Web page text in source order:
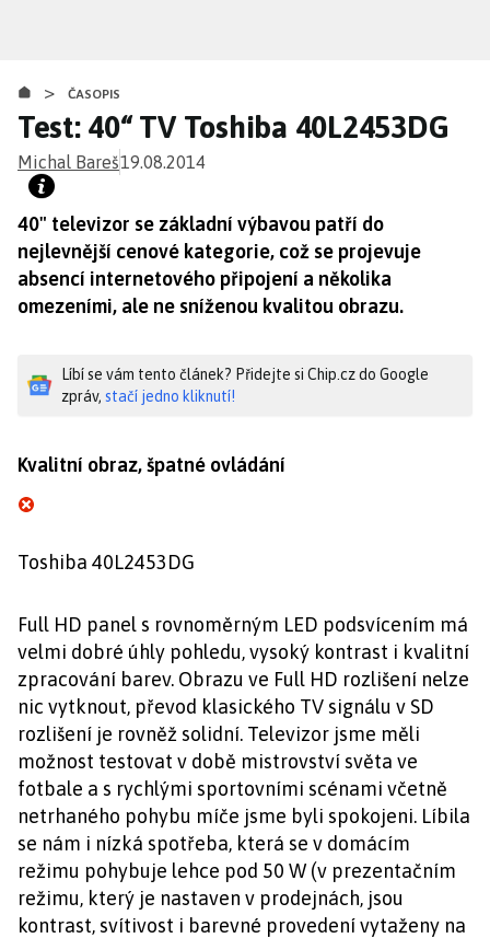
obsahu
> ČASOPIS
Test: 40“ TV Toshiba 40L2453DG
Michal Bareš19.08.2014
40" televizor se základní výbavou patří do
nejlevnější cenové kategorie, což se projevuje
absencí internetového připojení a několika
omezeními, ale ne sníženou kvalitou obrazu.
Líbí se vám tento článek? Přidejte si Chip.cz do Google
zpráv, stačí jedno kliknutí!
Kvalitní obraz, špatné ovládání
Toshiba 40L2453DG
Full HD panel s rovnoměrným LED podsvícením má
velmi dobré úhly pohledu, vysoký kontrast i kvalitní
zpracování barev. Obrazu ve Full HD rozlišení nelze
nic vytknout, převod klasického TV signálu v SD
rozlišení je rovněž solidní. Televizor jsme měli
možnost testovat v době mistrovství světa ve
fotbale a s rychlými sportovními scénami včetně
netrhaného pohybu míče jsme byli spokojeni. Líbila
se nám i nízká spotřeba, která se v domácím
režimu pohybuje lehce pod 50 W (v prezentačním
režimu, který je nastaven v prodejnách, jsou
kontrast, svítivost i barevné provedení vytaženy na